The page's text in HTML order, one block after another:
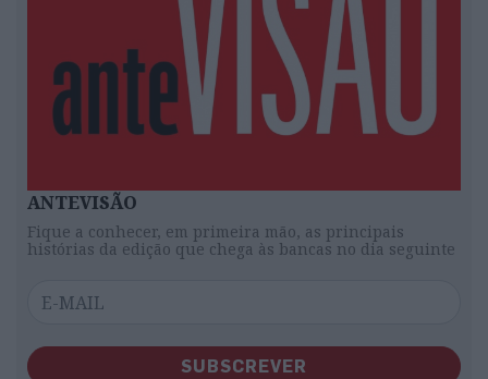
ANTEVISÃO
Fique a conhecer, em primeira mão, as principais
histórias da edição que chega às bancas no dia seguinte
SUBSCREVER